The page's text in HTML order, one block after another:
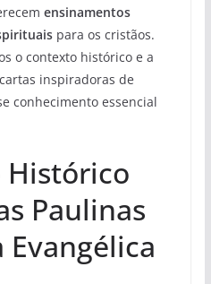
ensinamentos
para os cristãos.
o contexto histórico e a
inspiradoras de
conhecimento essencial
Histórico
Paulinas
Evangélica